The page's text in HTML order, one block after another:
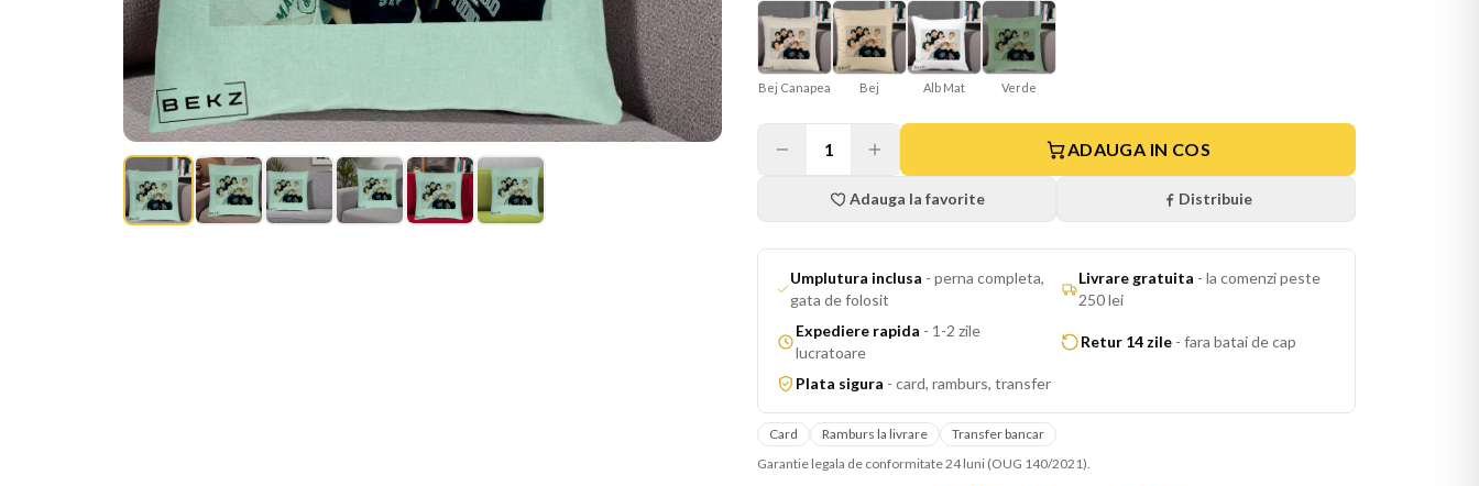
Bej Canapea Bej Alb Mat Verde
1 ADAUGA IN COS
Adauga la favorite Distribuie
Umplutura inclusa -perna completa,
gata de folosit
Livrare gratuita -la comenzi peste
250 lei
Expediere rapida - 1-2 zile
lucratoare
Retur 14 zile - fara batai de cap
Plata sigura - card, ramburs, transfer
Card Ramburs la livrare
Transfer bancar
Garantie legala de conformitate 24 luni (OUG 140/2021).